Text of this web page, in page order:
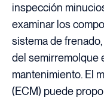
inspección
examinar los
sistema de
del semirremolque
mantenimiento. El
(ECM) puede